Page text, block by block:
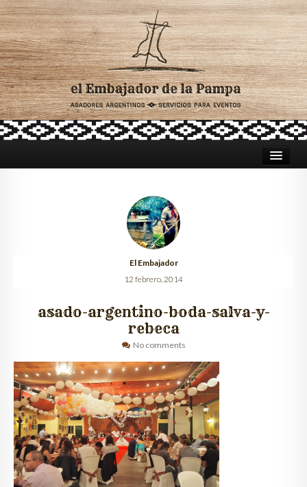
ASADORES PARA CATERING
TRADICIÓN ARGENTINA
CLIENTES
GALERÍA
CONTACTO
El Embajador
12 febrero, 2014
asado-argentino-boda-salva-y-
rebeca
No comments